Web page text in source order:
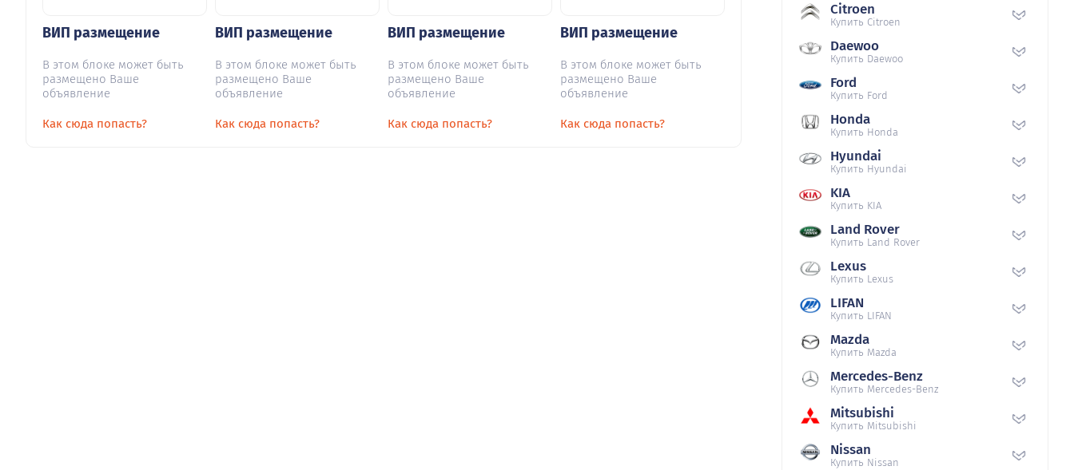
ВИП размещение
В этом блоке может быть
размещено Ваше
объявление
Как сюда попасть?
ВИП размещение
В этом блоке может быть
размещено Ваше
объявление
Как сюда попасть?
ВИП размещение
В этом блоке может быть
размещено Ваше
объявление
Как сюда попасть?
ВИП размещение
В этом блоке может быть
размещено Ваше
объявление
Как сюда попасть?
Citroen
Купить Citroen
Daewoo
Купить Daewoo
Ford
Купить Ford
Honda
Купить Honda
Hyundai
Купить Hyundai
KIA
Купить KIA
Land Rover
Купить Land Rover
Lexus
Купить Lexus
LIFAN
Купить LIFAN
Mazda
Купить Mazda
Mercedes-Benz
Купить Mercedes-Benz
Mitsubishi
Купить Mitsubishi
Nissan
Купить Nissan